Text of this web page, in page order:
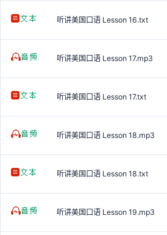
听讲美国口语 Lesson 16.txt
听讲美国口语 Lesson 17.mp3
听讲美国口语 Lesson 17.txt
听讲美国口语 Lesson 18.mp3
听讲美国口语 Lesson 18.txt
听讲美国口语 Lesson 19.mp3